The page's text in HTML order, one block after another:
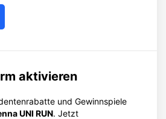
aktivieren
und Gewinnspiele
UNI RUN. Jetzt